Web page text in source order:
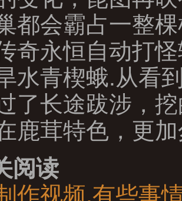
都会霸占一整
奇永恒自动打
水青楔蛾.从看
了长途跋涉，
鹿茸特色，更
阅读
作视频,有些事